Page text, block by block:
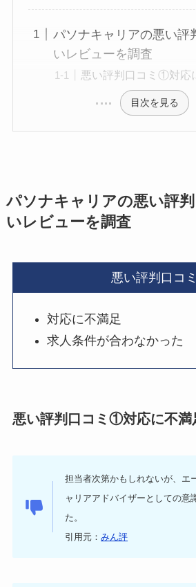
パソナキャリアの悪い評
いレビューを調査
悪い評判口コミ①対応
目次を見る
パソナキャリアの悪い評
いレビューを調査
悪い評判口コミ
対応に不満足
求人条件が合わなかった
悪い評判口コミ①対応に不満
担当者次第かもしれないが、エ
ャリアアドバイザーとしての意
た。
引用元：みん評